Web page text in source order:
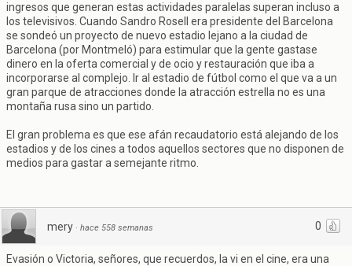
ingresos que generan estas actividades paralelas superan incluso a
los televisivos. Cuando Sandro Rosell era presidente del Barcelona
se sondeó un proyecto de nuevo estadio lejano a la ciudad de
Barcelona (por Montmeló) para estimular que la gente gastase
dinero en la oferta comercial y de ocio y restauración que iba a
incorporarse al complejo. Ir al estadio de fútbol como el que va a un
gran parque de atracciones donde la atracción estrella no es una
montaña rusa sino un partido.
El gran problema es que ese afán recaudatorio está alejando de los
estadios y de los cines a todos aquellos sectores que no disponen de
medios para gastar a semejante ritmo.
0
mery · hace 558 semanas
Evasión o Victoria, señores, que recuerdos, la vi en el cine, era una